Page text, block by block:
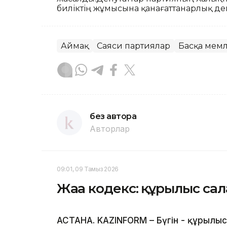
биліктің жұмысына қанағаттанарлық
Аймақ Саяси партиялар Басқа
без автора
Авторлар
09:01, 09 Тамыз 2026
Жаңа кодекс: құрылыс
АСТАНА. KAZINFORM – Бүгін -